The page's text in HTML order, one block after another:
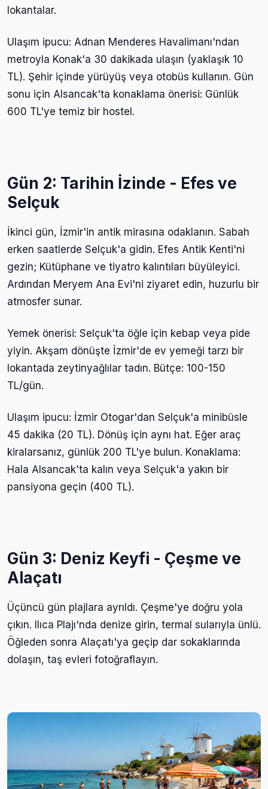
lokantalar.
Ulaşım ipucu: Adnan Menderes Havalimanı'ndan
metroyla Konak'a 30 dakikada ulaşın (yaklaşık 10
TL). Şehir içinde yürüyüş veya otobüs kullanın. Gün
sonu için Alsancak'ta konaklama önerisi: Günlük
600 TL'ye temiz bir hostel.
Gün 2: Tarihin İzinde - Efes ve
Selçuk
İkinci gün, İzmir'in antik mirasına odaklanın. Sabah
erken saatlerde Selçuk'a gidin. Efes Antik Kenti'ni
gezin; Kütüphane ve tiyatro kalıntıları büyüleyici.
Ardından Meryem Ana Evi'ni ziyaret edin, huzurlu bir
atmosfer sunar.
Yemek önerisi: Selçuk'ta öğle için kebap veya pide
yiyin. Akşam dönüşte İzmir'de ev yemeği tarzı bir
lokantada zeytinyağlılar tadın. Bütçe: 100-150
TL/gün.
Ulaşım ipucu: İzmir Otogar'dan Selçuk'a minibüsle
45 dakika (20 TL). Dönüş için aynı hat. Eğer araç
kiralarsanız, günlük 200 TL'ye bulun. Konaklama:
Hala Alsancak'ta kalın veya Selçuk'a yakın bir
pansiyona geçin (400 TL).
Gün 3: Deniz Keyfi - Çeşme ve
Alaçatı
Üçüncü gün plajlara ayrıldı. Çeşme'ye doğru yola
çıkın. Ilıca Plajı'nda denize girin, termal sularıyla ünlü.
Öğleden sonra Alaçatı'ya geçip dar sokaklarında
dolaşın, taş evleri fotoğraflayın.